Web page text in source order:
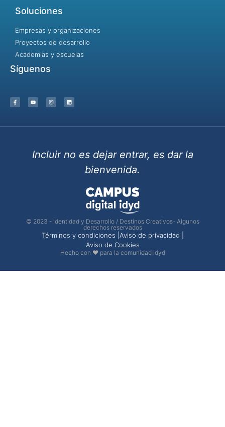
Soluciones
Empresas y organizaciones
Proyectos de desarrollo
Academias y escuelas
Síguenos
Incluir no es dejar entrar, es dar la
bienvenida.
© 2023 - Identidad y Desarrollo / Destinos Creativos- Algunos
derechos reservados
Términos y condiciones | Aviso de privacidad |
Aviso de Cookies
Hecho con ❤ para la comunidad idyd